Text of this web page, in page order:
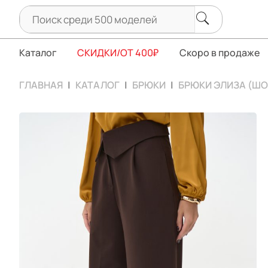
Каталог СКИДКИ/ОТ 400₽ Скоро в продаже
ГЛАВНАЯ КАТАЛОГ БРЮКИ БРЮКИ ЭЛИЗА